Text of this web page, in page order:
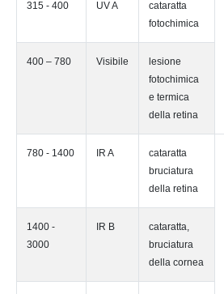
315 - 400 UV A
cataratta
fotochimica
400 – 780
Visibile
lesione
fotochimica
e termica
della retina
780 - 1400 IR A
cataratta
bruciatura
della retina
1400 -
3000
IR B
cataratta,
bruciatura
della cornea